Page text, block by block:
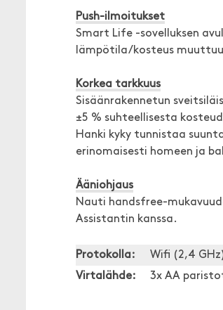
Push-ilmoitukset
Smart Life -sovelluksen
lämpötila/kosteus
Korkea tarkkuus
Sisäänrakennetun
±5 % suhteellisesta
Hanki kyky tunnistaa
erinomaisesti homeen ja
Ääniohjaus
Nauti handsfree-
Assistantin kanssa.
Protokolla:
Wifi (2,4
Virtalähde:
3x AA